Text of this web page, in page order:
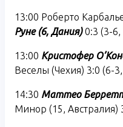
13:00 Роберто
Руне (6, Дания) 0:3 (3-6,
13:00 Кристофер
Веселы (Чехия) 3:0 (6-
14:30 Маттео
Минор (15, Австралия)